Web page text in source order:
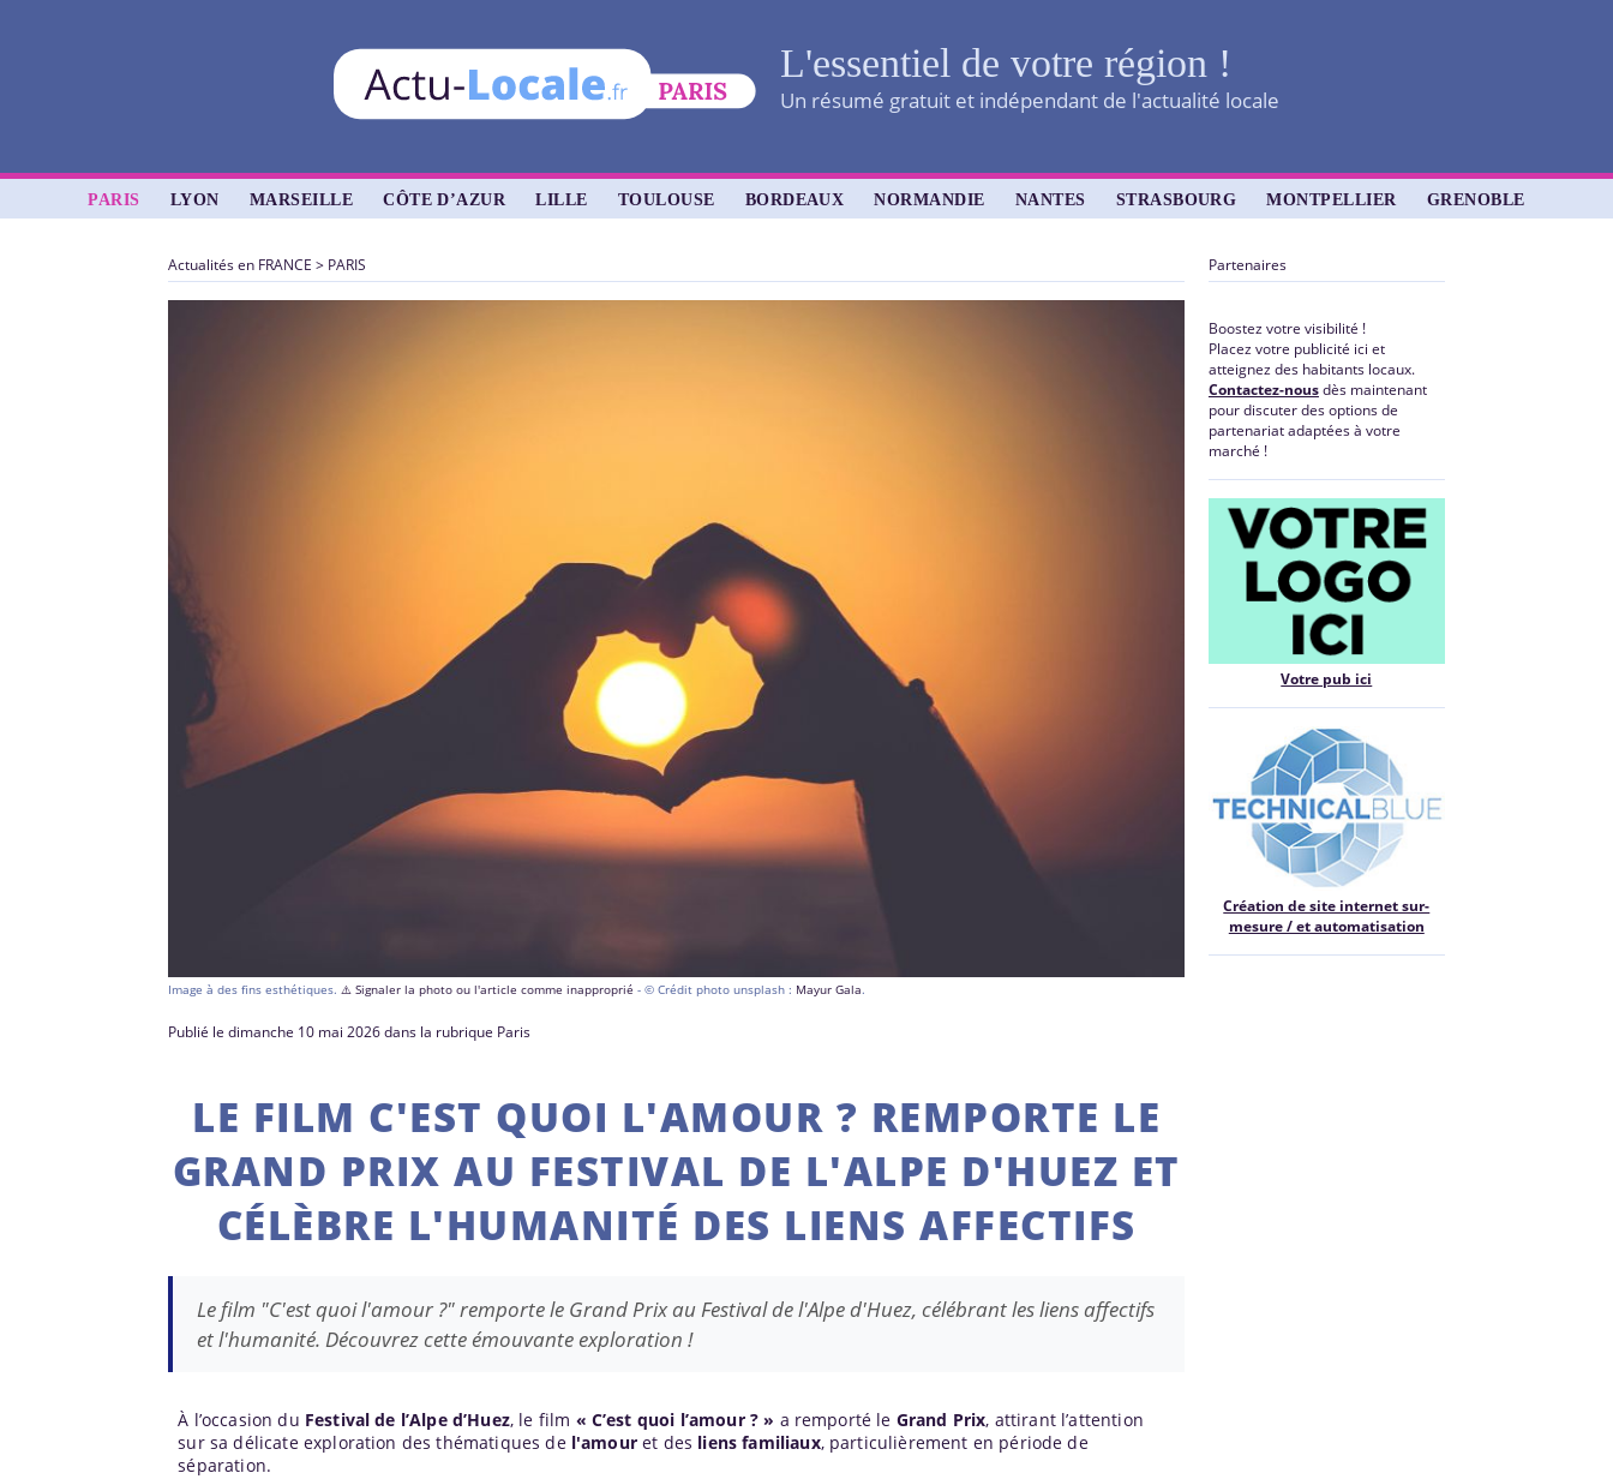
L'essentiel de votre région !
Un résumé gratuit et indépendant de l'actualité locale
PARIS LYON MARSEILLE CÔTE D’AZUR LILLE TOULOUSE BORDEAUX NORMANDIE NANTES STRASBOURG MONTPELLIER GRENOBLE
Actualités en FRANCE > PARIS
Image à des fins esthétiques.⚠️ Signaler la photo ou l'article comme inapproprié - © Crédit photo unsplash : Mayur Gala.
Publié le dimanche 10 mai 2026 dans la rubrique Paris
LE FILM C'EST QUOI L'AMOUR ? REMPORTE LE
GRAND PRIX AU FESTIVAL DE L'ALPE D'HUEZ ET
CÉLÈBRE L'HUMANITÉ DES LIENS AFFECTIFS
Le film "C'est quoi l'amour ?" remporte le Grand Prix au Festival de l'Alpe d'Huez, célébrant les liens affectifs
et l'humanité. Découvrez cette émouvante exploration !
À l’occasion du Festival de l’Alpe d’Huez, le film « C’est quoi l’amour ? » a remporté le Grand Prix, attirant l’attention
sur sa délicate exploration des thématiques de l'amouret des liens familiaux, particulièrement en période de
séparation.
Partenaires
Boostez votre visibilité !
Placez votre publicité ici et
atteignez des habitants locaux.
Contactez-nousdès maintenant
pour discuter des options de
partenariat adaptées à votre
marché !
Votre pub ici
Création de site internet sur-
mesure / et automatisation